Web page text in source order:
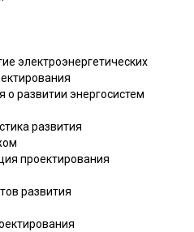
электроэнергетических
о развитии энергосистем
развития
проектирования
развития